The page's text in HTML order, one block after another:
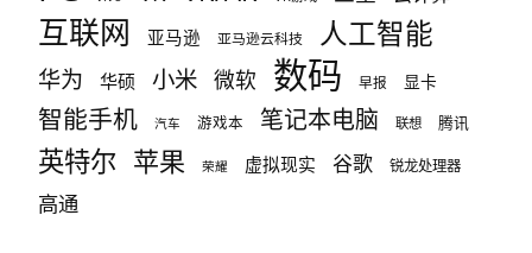
互联网 亚马逊 亚马逊云科技 人工智能
华为 华硕 小米 微软 数码 早报 显卡
智能手机 汽车 游戏本 笔记本电脑 联想 腾讯
英特尔 苹果 荣耀 虚拟现实 谷歌 锐龙处理器
高通